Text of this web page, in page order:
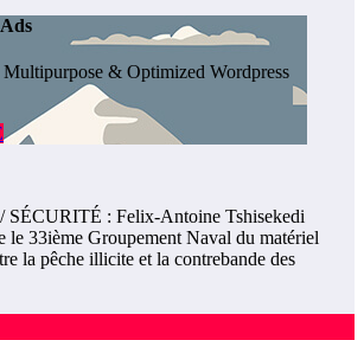
Multipurpose & Optimized Wordpress
: Felix-Antoine Tshisekedi
le 33ième Groupement Naval du matériel
la pêche illicite et la contrebande des